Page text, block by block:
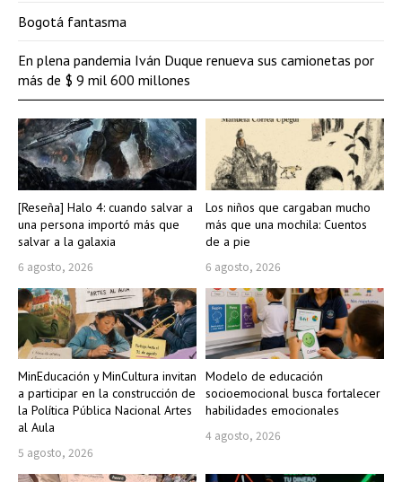
[Reseña] Halo 4: cuando salvar a
una persona importó más que
salvar a la galaxia
6 agosto, 2026
Los niños que cargaban mucho
más que una mochila: Cuentos
de a pie
6 agosto, 2026
MinEducación y MinCultura invitan
a participar en la construcción de
la Política Pública Nacional Artes
al Aula
5 agosto, 2026
Modelo de educación
socioemocional busca fortalecer
habilidades emocionales
4 agosto, 2026
Bogotá fantasma
En plena pandemia Iván Duque renueva sus camionetas por
más de $ 9 mil 600 millones